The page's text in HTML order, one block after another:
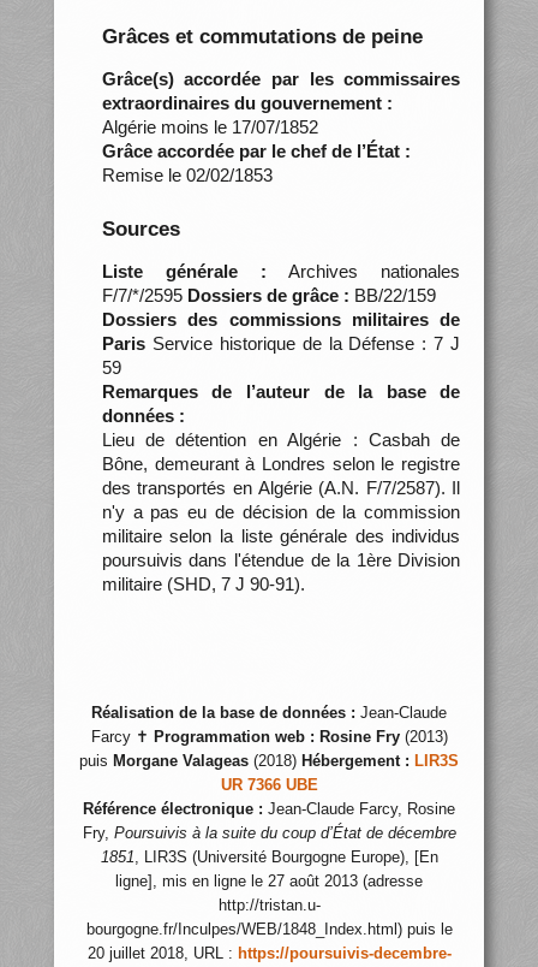
Grâces et commutations de peine
Grâce(s) accordée par les commissaires
extraordinaires du gouvernement :
Algérie moins le 17/07/1852
Grâce accordée par le chef de l’État :
Remise le 02/02/1853
Sources
Liste générale : Archives nationales
F/7/*/2595 Dossiers de grâce : BB/22/159
Dossiers des commissions militaires de
ParisService historique de la Défense : 7 J
59
Remarques de l’auteur de la base de
données :
Lieu de détention en Algérie : Casbah de
Bône, demeurant à Londres selon le registre
des transportés en Algérie (A.N. F/7/2587). Il
n'y a pas eu de décision de la commission
militaire selon la liste générale des individus
poursuivis dans l'étendue de la 1ère Division
militaire (SHD, 7 J 90-91).
Réalisation de la base de données : Jean-Claude
Farcy ✝ Programmation web : Rosine Fry(2013)
puis Morgane Valageas (2018) Hébergement : LIR3S
UR 7366 UBE
Référence électronique : Jean-Claude Farcy, Rosine
Fry, Poursuivis à la suite du coup d’État de décembre
1851, LIR3S (Université Bourgogne Europe), [En
ligne], mis en ligne le 27 août 2013 (adresse
http://tristan.u-
bourgogne.fr/Inculpes/WEB/1848_Index.html) puis le
20 juillet 2018, URL : https://poursuivis-decembre-